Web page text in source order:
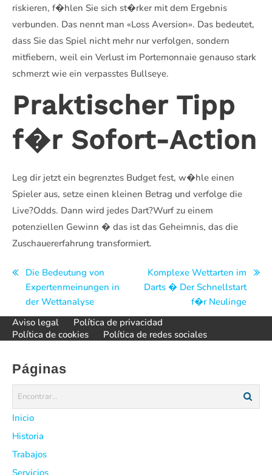
riskieren, f�hlen Sie sich st�rker mit dem Ergebnis
verbunden. Das nennt man «Loss Aversion». Das bedeutet,
dass Sie das Spiel nicht mehr nur verfolgen, sondern
mitfiebern, weil ein Verlust im Portemonnaie genauso stark
schmerzt wie ein verpasstes Bullseye.
Praktischer Tipp
f�r Sofort-Action
Leg dir jetzt ein begrenztes Budget fest, w�hle einen
Spieler aus, setze einen kleinen Betrag und verfolge die
Live?Odds. Dann wird jedes Dart?Wurf zu einem
potenziellen Gewinn � das ist das Geheimnis, das die
Zuschauererfahrung transformiert.
Navegación
de
entradas
Die Bedeutung von
Expertenmeinungen in
der Wettanalyse
Komplexe Wettarten im
Darts � Der Schnellstart
f�r Neulinge
Aviso legal
Política de privacidad
Política de cookies
Política de redes sociales
Páginas
Inicio
Historia
Trabajos
Servicios